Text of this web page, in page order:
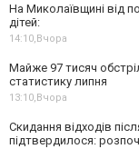
На Миколаївщині від
дітей:
14:10,Вчора
Майже 97 тисяч
статистику липня
13:10,Вчора
Скидання відходів
підтвердилося: